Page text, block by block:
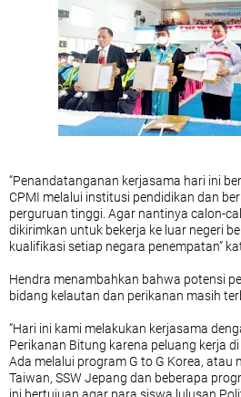
“Penandatanganan kerjasama hari ini
CPMI melalui institusi pendidikan dan
perguruan tinggi. Agar nantinya calon-
dikirimkan untuk bekerja ke luar negeri
kualifikasi setiap negara penempatan”
Hendra menambahkan bahwa potensi
bidang kelautan dan perikanan masih
“Hari ini kami melakukan kerjasama
Perikanan Bitung karena peluang kerja
Ada melalui program G to G Korea, atau
Taiwan, SSW Jepang dan beberapa